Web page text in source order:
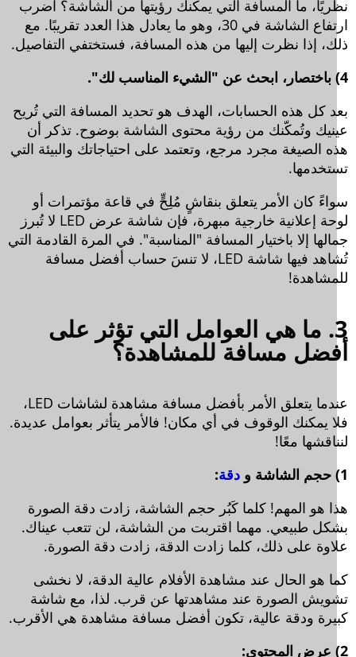
ما المسافة التي يمكنك رؤيتها من الشاشة؟ اضرب
ارتفاع الشاشة في 30، وهو ما يعادل هذا العدد تقريبًا. مع
إذا نظرت إليها من هذه المسافة، فستختفي التفاصيل.
كل هذه الحسابات، الهدف هو تحديد المسافة التي تُريح
وتُمكّنك من رؤية محتوى الشاشة بوضوح. تذكر أن
الصيغة مجرد مرجع، وتعتمد على احتياجاتك والبيئة التي
كان الأمر يتعلق بنقاشٍ مُلِحٍّ في قاعة مؤتمرات أو
لوحة إعلانية خارجية مبهرة، فإن شاشة عرض LED لا تُبرز
إلا باختيار المسافة "المناسبة". في المرة القادمة التي
تُشاهد فيها شاشة LED، لا تنسَ حساب أفضل مسافة
3. ما هي العوامل التي تؤثر على
مسافة للمشاهدة؟
عندما يتعلق الأمر بأفضل مسافة مشاهدة لشاشات LED،
يمكنك الوقوف في أي مكان! فالأمر يتأثر بعوامل عديدة.
معًا!
دقة:
هو المهم! كلما كَبُر حجم الشاشة، زادت دقة الصورة
طبيعي. مهما اقتربت من الشاشة، لن تتعب عيناك.
على ذلك، كلما زادت الدقة، زادت دقة الصورة.
هو الحال عند مشاهدة الأفلام عالية الدقة، لا نخشى
الصورة عند مشاهدتها عن قرب. لذا، مع شاشة
ودقة عالية، تكون أفضل مسافة مشاهدة هي الأقرب.